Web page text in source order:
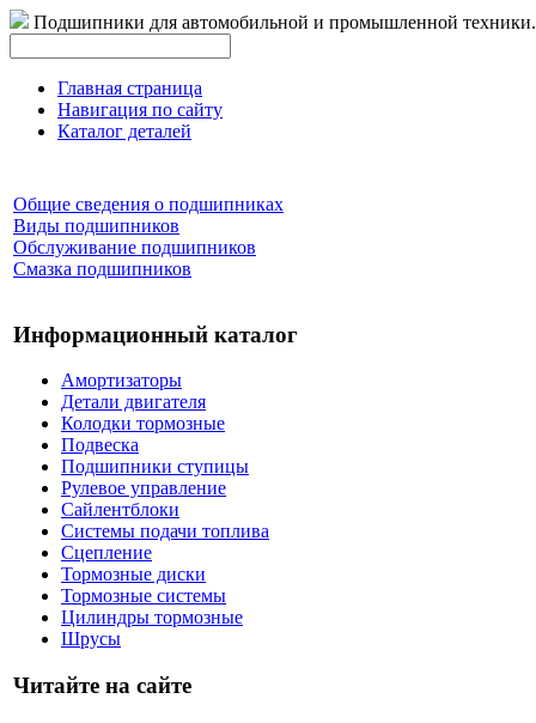
Подшипники для автомобильной и промышленной техники.
Главная страница
Навигация по сайту
Каталог деталей
Общие сведения о подшипниках
Виды подшипников
Обслуживание подшипников
Смазка подшипников
Информационный каталог
Амортизаторы
Детали двигателя
Колодки тормозные
Подвеска
Подшипники ступицы
Рулевое управление
Сайлентблоки
Системы подачи топлива
Сцепление
Тормозные диски
Тормозные системы
Цилиндры тормозные
Шрусы
Читайте на сайте